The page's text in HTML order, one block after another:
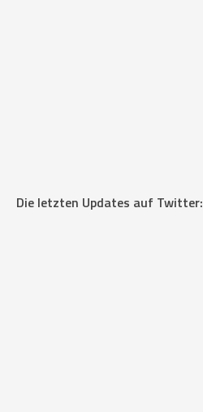
Die letzten Updates auf Twitter: